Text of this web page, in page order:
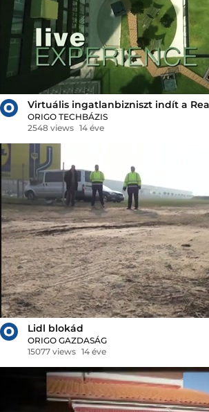
Virtuális ingatlanbizniszt indít a
ORIGO TECHBÁZIS
2548 views 14 éve
Lidl blokád
ORIGO GAZDASÁG
15077 views 14 éve